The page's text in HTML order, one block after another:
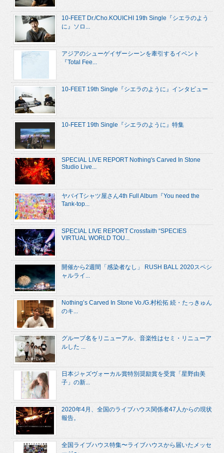
10-FEET Dr./Cho.KOUICHI 19th Single『シエラのよう
に』ソロ...
アジアのシューゲイザーシーンを牽引するイベント
『Total Fee...
10-FEET 19th Single『シエラのように』インタビュー
10-FEET 19th Single『シエラのように』特集
SPECIAL LIVE REPORT Nothing's Carved In Stone
Studio Live...
ヤバイTシャツ屋さん4th Full Album『You need the
Tank-top...
SPECIAL LIVE REPORT Crossfaith “SPECIES
VIRTUAL WORLD TOU...
開催から2週間「感染者なし」 RUSH BALL 2020スペシ
ャルライ...
Nothing’s Carved In Stone Vo./G.村松拓 続・たっきゅん
のキ...
グループ名をリニューアル、音楽性はセミ・リニューア
ルした ...
日本ジャズヴォーカル賞特別奨励賞を受賞「星野由美
子」の新...
2020年4月、全国のライブハウス関係者47人からの現状
報告。
全国ライブハウス特集〜ライブハウスから届いたメッセ